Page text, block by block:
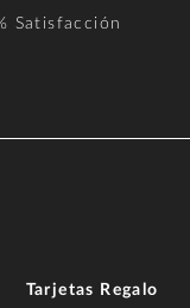
Satisfacción
Tarjetas Regalo